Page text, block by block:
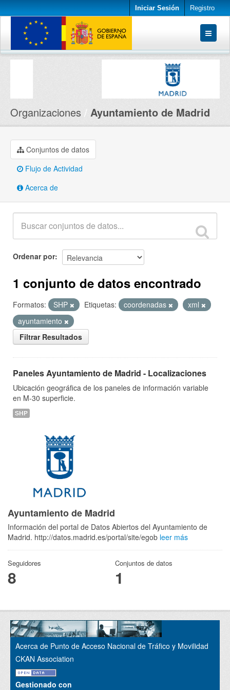
Iniciar Sesión Registro
Conjuntos de datos
Organizaciones Ayuntamiento de Madrid
Conjuntos de datos
Flujo de Actividad
Acerca de
Ordenar por
1 conjunto de datos encontrado
Formatos: SHP Etiquetas: coordenadas
xml
ayuntamiento
Filtrar Resultados
Paneles Ayuntamiento de Madrid - Localizaciones
Ubicación geográfica de los paneles de información variable
en M-30 superficie.
SHP
Ayuntamiento de Madrid
Información del portal de Datos Abiertos del Ayuntamiento de
Madrid. http://datos.madrid.es/portal/site/egob leer más
Seguidores
8
Conjuntos de datos
1
Acerca de Punto de Acceso Nacional de Tráfico y Movilidad
CKAN Association
Gestionado con